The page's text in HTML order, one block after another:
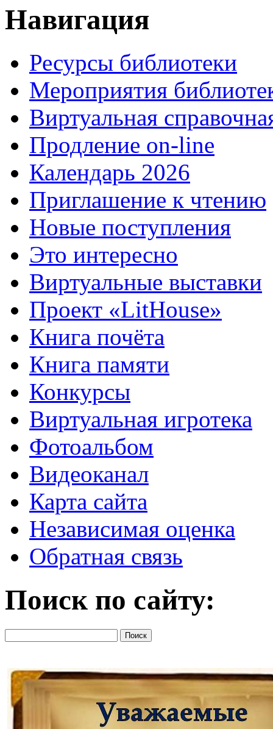
Навигация
Ресурсы библиотеки
Мероприятия
Виртуальная
Продление on-line
Календарь 2026
Приглашение к чтению
Новые поступления
Это интересно
Виртуальные выставки
Проект «LitHouse»
Книга почёта
Книга памяти
Конкурсы
Виртуальная игротека
Фотоальбом
Видеоканал
Карта сайта
Независимая оценка
Обратная связь
Поиск по сайту: